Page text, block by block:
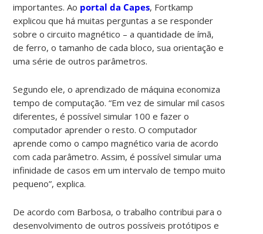
importantes. Ao portal da Capes, Fortkamp
explicou que há muitas perguntas a se responder
sobre o circuito magnético – a quantidade de ímã,
de ferro, o tamanho de cada bloco, sua orientação e
uma série de outros parâmetros.
Segundo ele, o aprendizado de máquina economiza
tempo de computação. “Em vez de simular mil casos
diferentes, é possível simular 100 e fazer o
computador aprender o resto. O computador
aprende como o campo magnético varia de acordo
com cada parâmetro. Assim, é possível simular uma
infinidade de casos em um intervalo de tempo muito
pequeno”, explica.
De acordo com Barbosa, o trabalho contribui para o
desenvolvimento de outros possíveis protótipos e